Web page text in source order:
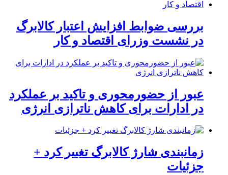
بررسی ضوابط افزایش اعتبار کالابرگ
در نشست وزرای اقتصاد و کار
عبور از حضورمحوری و تاکید بر عملکرد
در ادارات برای کاهش ناترازی انرژی
زمانبندی شارژ کالابرگ تغییر کرد +
جزئیات